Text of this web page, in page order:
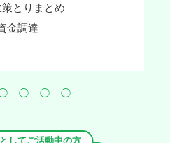
とりまとめ
金調達